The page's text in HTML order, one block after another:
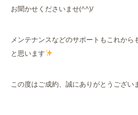
お聞かせくださいませ(^^)/
メンテナンスなどのサポートもこれから
と思います
この度はご成約、誠にありがとうござい